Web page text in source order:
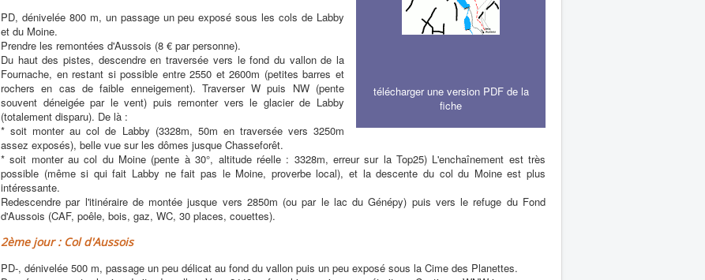
télécharger une version PDF de la
fiche
PD, dénivelée 800 m, un passage un peu exposé sous les cols de Labby
et du Moine.
Prendre les remontées d'Aussois (8 € par personne).
Du haut des pistes, descendre en traversée vers le fond du vallon de la
Fournache, en restant si possible entre 2550 et 2600m (petites barres et
rochers en cas de faible enneigement). Traverser W puis NW (pente
souvent déneigée par le vent) puis remonter vers le glacier de Labby
(totalement disparu). De là :
* soit monter au col de Labby (3328m, 50m en traversée vers 3250m
assez exposés), belle vue sur les dômes jusque Chasseforêt.
* soit monter au col du Moine (pente à 30°, altitude réelle : 3328m, erreur sur la Top25) L'enchaînement est très
possible (même si qui fait Labby ne fait pas le Moine, proverbe local), et la descente du col du Moine est plus
intéressante.
Redescendre par l'itinéraire de montée jusque vers 2850m (ou par le lac du Génépy) puis vers le refuge du Fond
d'Aussois (CAF, poêle, bois, gaz, WC, 30 places, couettes).
2ème jour : Col d'Aussois
PD-, dénivelée 500 m, passage un peu délicat au fond du vallon puis un peu exposé sous la Cime des Planettes.